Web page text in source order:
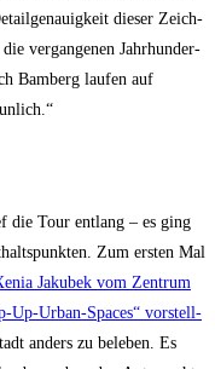
die­ser Zeich­
ver­gan­ge­nen Jahr­hun­der­
Bam­berg lau­fen auf
die Tour ent­lang – es ging
Zum ers­ten Mal
Jaku­bek vom Zen­trum
Up-Urban-Spaces“ vor­stell­
anders zu bele­ben. Es